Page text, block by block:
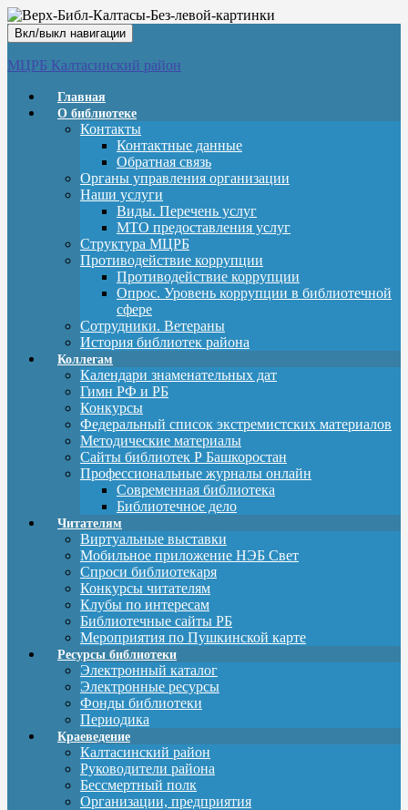
Вкл/выкл навигации
МЦРБ Калтасинский район
Главная
О библиотеке
Контакты
Контактные данные
Обратная связь
Органы управления организации
Наши услуги
Виды. Перечень услуг
МТО предоставления услуг
Структура МЦРБ
Противодействие коррупции
Противодействие коррупции
Опрос. Уровень коррупции в библиотечной
сфере
Сотрудники. Ветераны
История библиотек района
Коллегам
Календари знаменательных дат
Гимн РФ и РБ
Конкурсы
Федеральный список экстремистских материалов
Методические материалы
Сайты библиотек Р Башкоростан
Профессиональные журналы онлайн
Современная библиотека
Библиотечное дело
Читателям
Виртуальные выставки
Мобильное приложение НЭБ Свет
Спроси библиотекаря
Конкурсы читателям
Клубы по интересам
Библиотечные сайты РБ
Мероприятия по Пушкинской карте
Ресурсы библиотеки
Электронный каталог
Электронные ресурсы
Фонды библиотеки
Периодика
Краеведение
Калтасинский район
Руководители района
Бессмертный полк
Организации, предприятия